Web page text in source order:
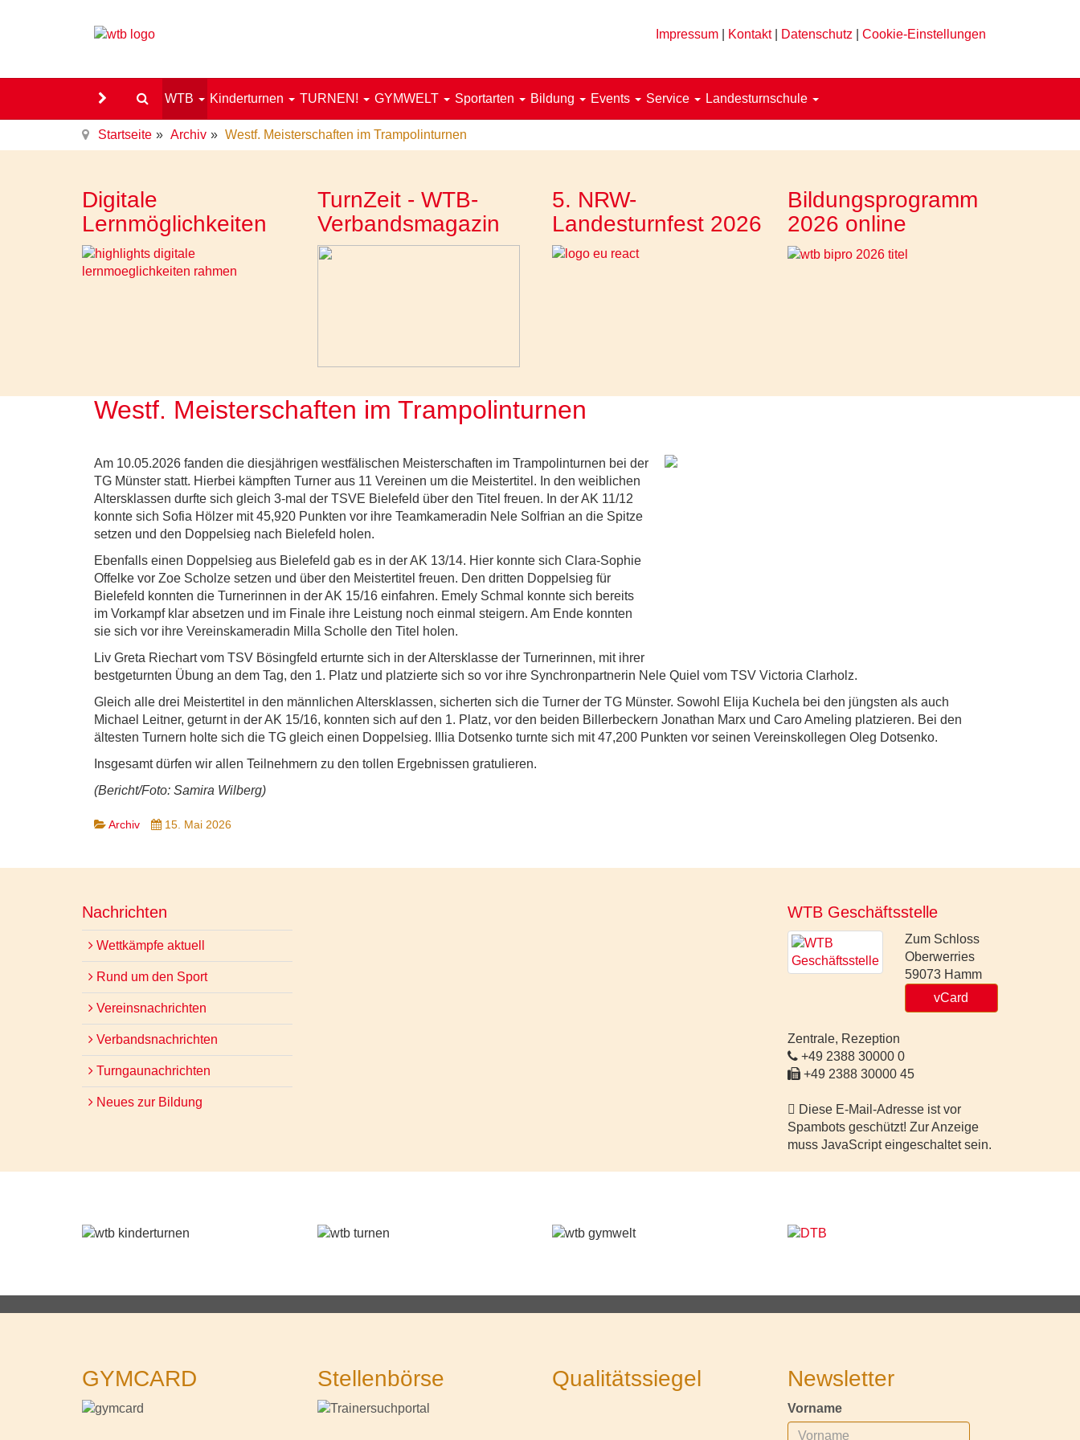
Impressum Kontakt| Datenschutz Cookie-Einstellungen
WTB Kinderturnen TURNEN! GYMWELT Sportarten Bildung Events Service Landesturnschule
Startseite Archiv Westf. Meisterschaften im Trampolinturnen
Digitale
Lernmöglichkeiten
TurnZeit - WTB-
Verbandsmagazin
5. NRW-
Landesturnfest 2026
Bildungsprogramm
2026 online
Westf. Meisterschaften im Trampolinturnen
Am 10.05.2026 fanden die diesjährigen westfälischen Meisterschaften im Trampolinturnen bei der
TG Münster statt. Hierbei kämpften Turner aus 11 Vereinen um die Meistertitel. In den weiblichen
Altersklassen durfte sich gleich 3-mal der TSVE Bielefeld über den Titel freuen. In der AK 11/12
konnte sich Sofia Hölzer mit 45,920 Punkten vor ihre Teamkameradin Nele Solfrian an die Spitze
setzen und den Doppelsieg nach Bielefeld holen.
Ebenfalls einen Doppelsieg aus Bielefeld gab es in der AK 13/14. Hier konnte sich Clara-Sophie
Offelke vor Zoe Scholze setzen und über den Meistertitel freuen. Den dritten Doppelsieg für
Bielefeld konnten die Turnerinnen in der AK 15/16 einfahren. Emely Schmal konnte sich bereits
im Vorkampf klar absetzen und im Finale ihre Leistung noch einmal steigern. Am Ende konnten
sie sich vor ihre Vereinskameradin Milla Scholle den Titel holen.
Liv Greta Riechart vom TSV Bösingfeld erturnte sich in der Altersklasse der Turnerinnen, mit ihrer
bestgeturnten Übung an dem Tag, den 1. Platz und platzierte sich so vor ihre Synchronpartnerin Nele Quiel vom TSV Victoria Clarholz.
Gleich alle drei Meistertitel in den männlichen Altersklassen, sicherten sich die Turner der TG Münster. Sowohl Elija Kuchela bei den jüngsten als auch
Michael Leitner, geturnt in der AK 15/16, konnten sich auf den 1. Platz, vor den beiden Billerbeckern Jonathan Marx und Caro Ameling platzieren. Bei den
ältesten Turnern holte sich die TG gleich einen Doppelsieg. Illia Dotsenko turnte sich mit 47,200 Punkten vor seinen Vereinskollegen Oleg Dotsenko.
Insgesamt dürfen wir allen Teilnehmern zu den tollen Ergebnissen gratulieren.
(Bericht/Foto: Samira Wilberg)
Archiv 15. Mai 2026
Nachrichten
Wettkämpfe aktuell
Rund um den Sport
Vereinsnachrichten
Verbandsnachrichten
Turngaunachrichten
Neues zur Bildung
WTB Geschäftsstelle
Zum Schloss
Oberwerries
59073 Hamm
vCard
Zentrale, Rezeption
+49 2388 30000 0
+49 2388 30000 45
Diese E-Mail-Adresse ist vor
Spambots geschützt! Zur Anzeige
muss JavaScript eingeschaltet sein.
GYMCARD Stellenbörse Qualitätssiegel Newsletter
Vorname